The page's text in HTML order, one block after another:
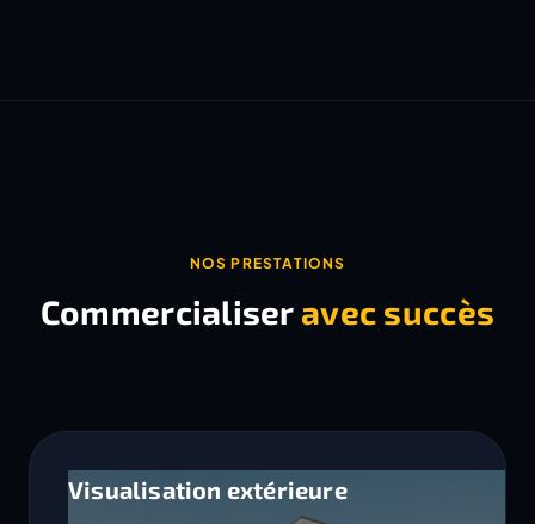
NOS PRESTATIONS
Commercialiser avec succès
Visualisation extérieure